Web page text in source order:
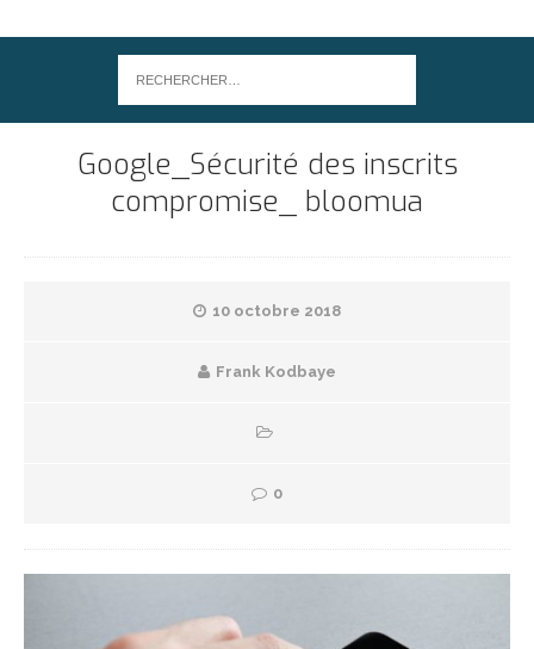
Google_Sécurité des inscrits
compromise_ bloomua
10 octobre 2018
Frank Kodbaye
0